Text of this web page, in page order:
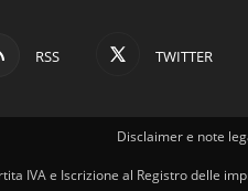
RSS TWITTER
Disclaimer e note
IVA e Iscrizione al Registro delle